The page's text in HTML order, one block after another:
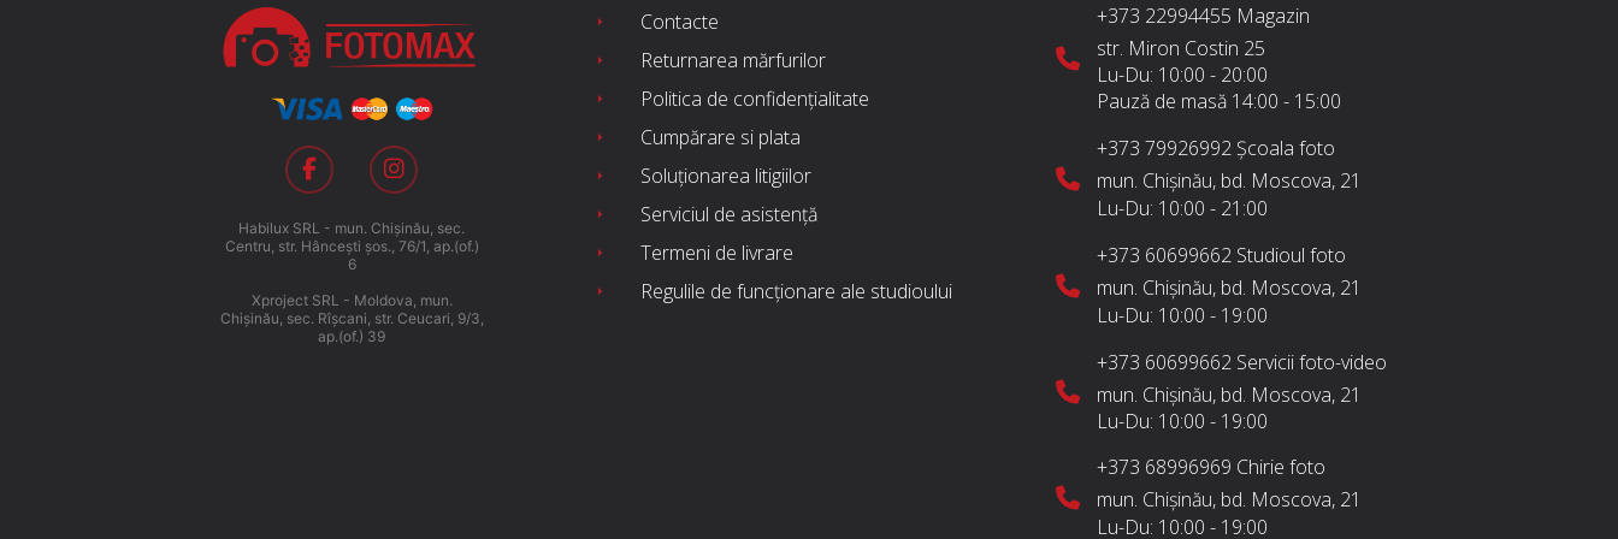
Habilux SRL - mun. Chişinău, sec.
Centru, str. Hânceşti şos., 76/1, ap.(of.)
6
Xproject SRL - Moldova, mun.
Chişinău, sec. Rîşcani, str. Ceucari, 9/3,
ap.(of.) 39
Contacte
Returnarea mărfurilor
Politica de confidențialitate
Cumpărare si plata
Soluționarea litigiilor
Serviciul de asistență
Termeni de livrare
Regulile de funcționare ale studioului
+373 22994455 Magazin
str. Miron Costin 25
Lu-Du: 10:00 - 20:00
Pauză de masă 14:00 - 15:00
+373 79926992 Școala foto
mun. Chișinău, bd. Moscova, 21
Lu-Du: 10:00 - 21:00
+373 60699662 Studioul foto
mun. Chișinău, bd. Moscova, 21
Lu-Du: 10:00 - 19:00
+373 60699662 Servicii foto-video
mun. Chișinău, bd. Moscova, 21
Lu-Du: 10:00 - 19:00
+373 68996969 Chirie foto
mun. Chișinău, bd. Moscova, 21
Lu-Du: 10:00 - 19:00